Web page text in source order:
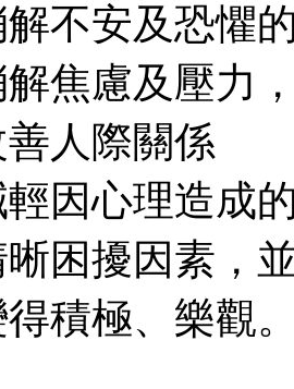
解不安及恐懼
解焦慮及壓力
善人際關係
輕因心理造成
晰困擾因素，
得積極、樂觀